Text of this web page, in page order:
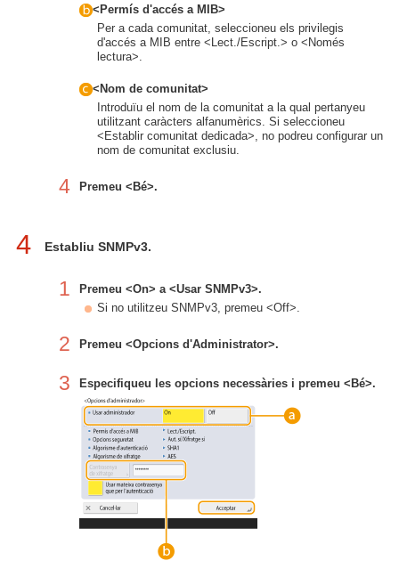
<Permís d'accés a MIB>
Per a cada comunitat, seleccioneu els privilegis
d'accés a MIB entre <Lect./Escript.> o <Només
lectura>.
<Nom de comunitat>
Introduïu el nom de la comunitat a la qual pertanyeu
utilitzant caràcters alfanumèrics. Si seleccioneu
<Establir comunitat dedicada>, no podreu configurar un
nom de comunitat exclusiu.
4 Premeu <Bé>.
4 Establiu SNMPv3.
1
Premeu <On> a <Usar SNMPv3>.
Si no utilitzeu SNMPv3, premeu <Off>.
2 Premeu <Opcions d'Administrator>.
3 Especifiqueu les opcions necessàries i premeu <Bé>.